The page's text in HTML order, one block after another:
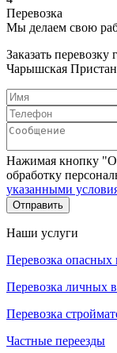
Перевозка
Мы делаем свою
Заказать
Чарышская
Нажимая кнопку
обработку
указанными
Отправить
Наши услуги
Перевозка опасных
Перевозка личных
Перевозка
Частные переезды